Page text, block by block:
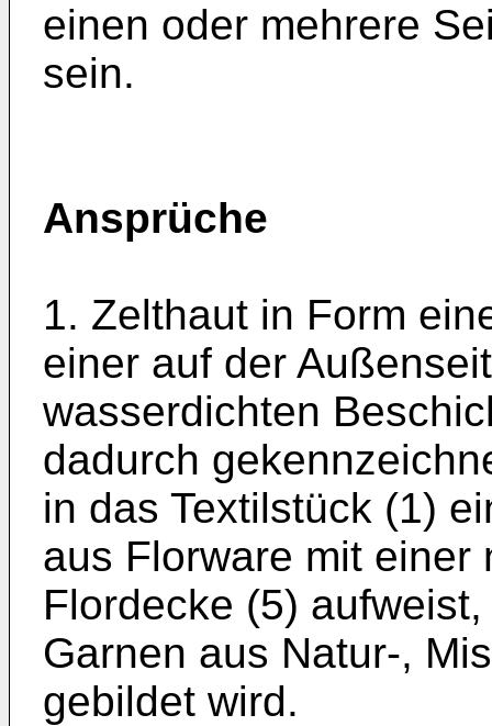
einen oder mehrere
sein.
Ansprüche
1. Zelthaut in Form
einer auf der
wasserdichten
dadurch
in das Textil­stück (1)
aus Florware mit
Flordecke (5)
Garnen aus Natur-,
gebildet wird.